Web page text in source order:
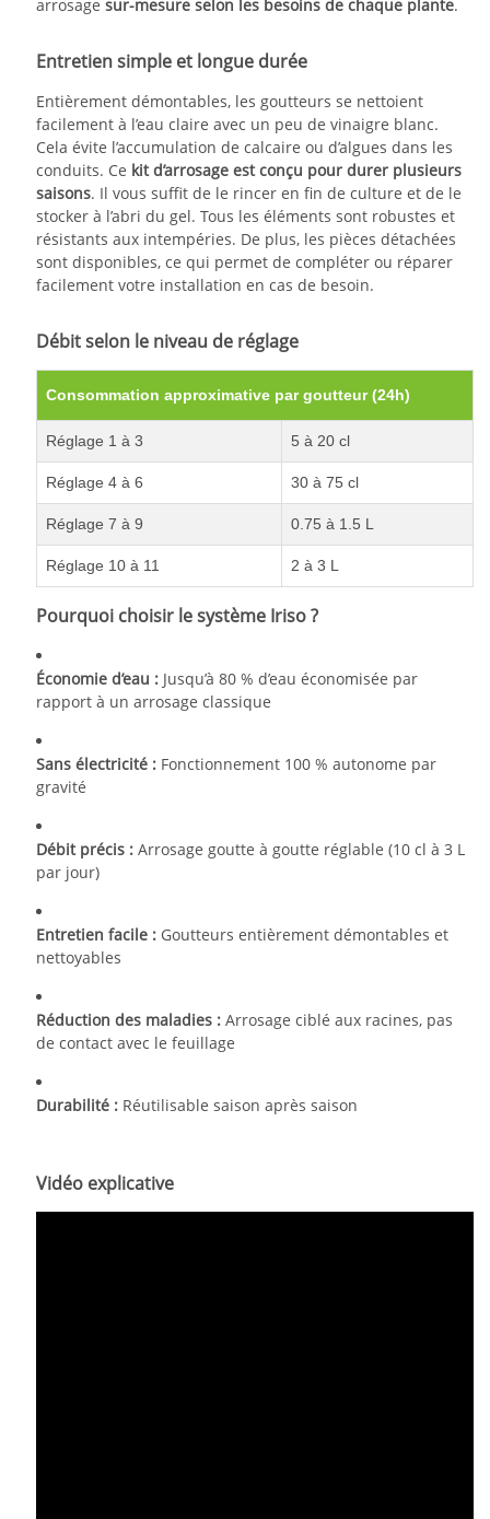
arrosage sur-mesure selon les besoins de chaque plante.
Entretien simple et longue durée
Entièrement démontables, les goutteurs se nettoient
facilement à l’eau claire avec un peu de vinaigre blanc.
Cela évite l’accumulation de calcaire ou d’algues dans les
conduits. Ce kit d’arrosage est conçu pour durer plusieurs
saisons. Il vous suffit de le rincer en fin de culture et de le
stocker à l’abri du gel. Tous les éléments sont robustes et
résistants aux intempéries. De plus, les pièces détachées
sont disponibles, ce qui permet de compléter ou réparer
facilement votre installation en cas de besoin.
Débit selon le niveau de réglage
Consommation approximative par goutteur (24h)
Réglage 1 à 3 5 à 20 cl
Réglage 4 à 6 30 à 75 cl
Réglage 7 à 9 0.75 à 1.5 L
Réglage 10 à 11 2 à 3 L
Pourquoi choisir le système Iriso ?
Économie d’eau : Jusqu’à 80 % d’eau économisée par
rapport à un arrosage classique
Sans électricité : Fonctionnement 100 % autonome par
gravité
Débit précis : Arrosage goutte à goutte réglable (10 cl à 3 L
par jour)
Entretien facile : Goutteurs entièrement démontables et
nettoyables
Réduction des maladies : Arrosage ciblé aux racines, pas
de contact avec le feuillage
Durabilité : Réutilisable saison après saison
Vidéo explicative